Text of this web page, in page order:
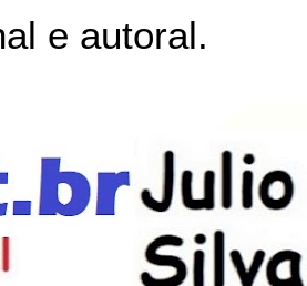
e autoral.